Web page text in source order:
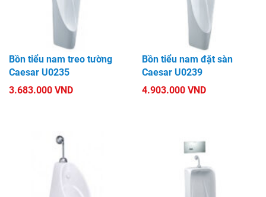
Bồn tiểu nam treo tường
Caesar U0235
3.683.000 VND
Bồn tiểu nam đặt sàn
Caesar U0239
4.903.000 VND